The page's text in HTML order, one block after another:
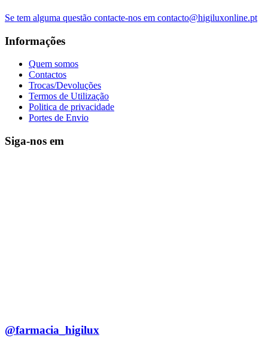
Se tem alguma questão contacte-nos em contacto@higiluxonline.pt
Informações
Quem somos
Contactos
Trocas/Devoluções
Termos de Utilização
Politica de privacidade
Portes de Envio
Siga-nos em
@farmacia_higilux